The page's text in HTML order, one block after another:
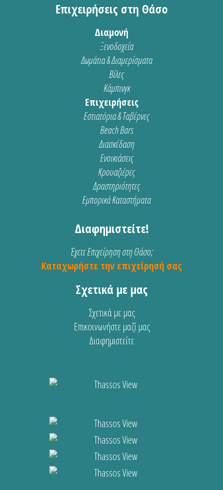
Επιχειρήσεις στη Θάσο
Διαμονή
Ξενοδοχεία
Δωμάτια & Διαμερίσματα
Βίλες
Κάμπινγκ
Επιχειρήσεις
Εστιατόρια & Ταβέρνες
Beach Bars
Διασκέδαση
Ενοικιάσεις
Κρουαζιέρες
Δραστηριότητες
Εμπορικά Καταστήματα
Διαφημιστείτε!
Έχετε Επιχείρηση στη Θάσο;
Καταχωρήστε την επιχείρησή σας
Σχετικά με μας
Σχετικά με μας
Επικοινωνήστε μαζί μας
Διαφημιστείτε